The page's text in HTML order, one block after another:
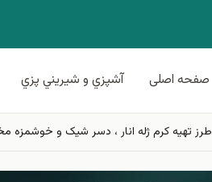
صفحه اصلی آشپزي و شيريني پزي
طرز تهیه کرم ژله انار ، دسر شیک و